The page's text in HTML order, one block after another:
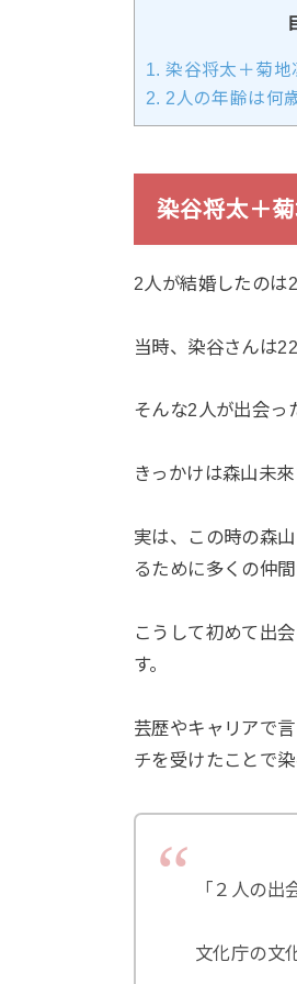
1. 染谷将太＋菊地
2. 2人の年齢は何
染谷将太＋
2人が結婚したのは
当時、染谷さんは
そんな2人が出会っ
きっかけは森山未
実は、この時の森
るために多くの仲
こうして初めて出
す。
芸歴やキャリアで
チを受けたことで
「２人の出
文化庁の文